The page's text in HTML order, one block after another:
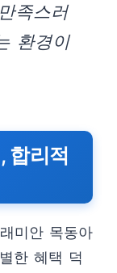
족스러
환경이
합리적
미안 목동아
한 혜택 덕